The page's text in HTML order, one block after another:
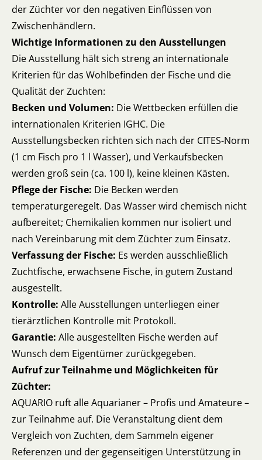
der Züchter vor den negativen Einflüssen von
Zwischenhändlern.
Wichtige Informationen zu den Ausstellungen
Die Ausstellung hält sich streng an internationale
Kriterien für das Wohlbefinden der Fische und die
Qualität der Zuchten:
Becken und Volumen: Die Wettbecken erfüllen die
internationalen Kriterien IGHC. Die
Ausstellungsbecken richten sich nach der CITES-Norm
(1 cm Fisch pro 1 l Wasser), und Verkaufsbecken
werden groß sein (ca. 100 l), keine kleinen Kästen.
Pflege der Fische: Die Becken werden
temperaturgeregelt. Das Wasser wird chemisch nicht
aufbereitet; Chemikalien kommen nur isoliert und
nach Vereinbarung mit dem Züchter zum Einsatz.
Verfassung der Fische: Es werden ausschließlich
Zuchtfische, erwachsene Fische, in gutem Zustand
ausgestellt.
Kontrolle: Alle Ausstellungen unterliegen einer
tierärztlichen Kontrolle mit Protokoll.
Garantie: Alle ausgestellten Fische werden auf
Wunsch dem Eigentümer zurückgegeben.
Aufruf zur Teilnahme und Möglichkeiten für
Züchter:
AQUARIO ruft alle Aquarianer – Profis und Amateure –
zur Teilnahme auf. Die Veranstaltung dient dem
Vergleich von Zuchten, dem Sammeln eigener
Referenzen und der gegenseitigen Unterstützung in